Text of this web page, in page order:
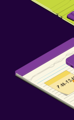
Garderobe eller
Terrasse/patio
Hage
Arbeidsområde